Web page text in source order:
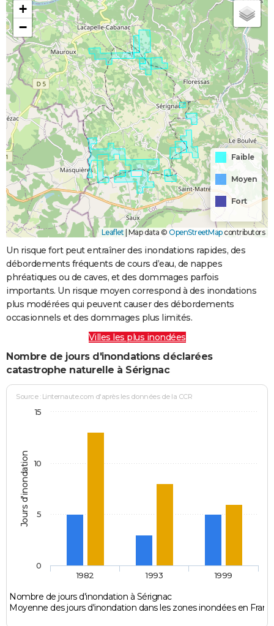
+
−
Faible
Moyen
Fort
Leaflet | Map data © OpenStreetMapcontributors
Un risque fort peut entraîner des inondations rapides, des
débordements fréquents de cours d’eau, de nappes
phréatiques ou de caves, et des dommages parfois
importants. Un risque moyen correspond à des inondations
plus modérées qui peuvent causer des débordements
occasionnels et des dommages plus limités.
Villes les plus inondées
Nombre de jours d'inondations déclarées
catastrophe naturelle à Sérignac
Jours d'inondation
Source : Linternaute.com d'après les données de la CCR
Nombre de jours d'inondation à Sérignac
Moyenne des jours d'inondation dans les zones inondées en
1982 1993 1999
0
5
10
15